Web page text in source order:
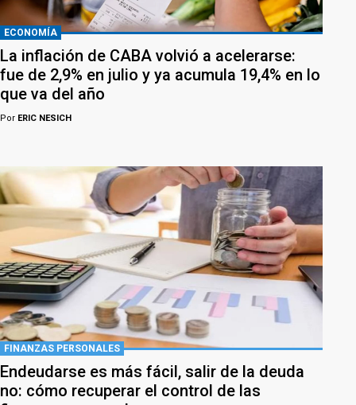
ECONOMÍA
La inflación de CABA volvió a acelerarse:
fue de 2,9% en julio y ya acumula 19,4% en lo
que va del año
Por ERIC NESICH
FINANZAS PERSONALES
Endeudarse es más fácil, salir de la deuda
no: cómo recuperar el control de las